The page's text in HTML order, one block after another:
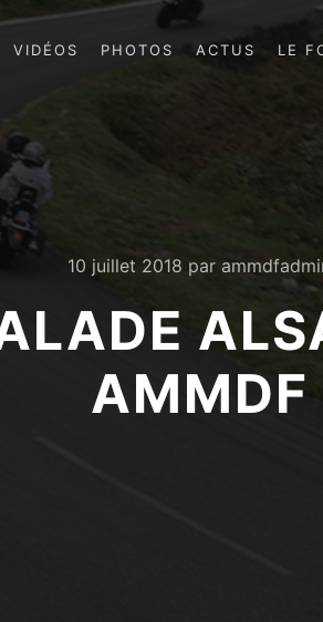
VIDÉOS PHOTOS ACTUS LE
10 juillet 2018 par
AMMDF